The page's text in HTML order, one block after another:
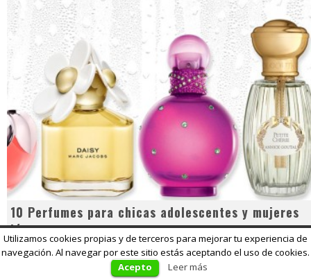
10 Perfumes para chicas adolescentes y mujeres
jóvenes
13/04/2017 17
Ranking de los Top 10 Mejores Perfumes para
Utilizamos cookies propias y de terceros para mejorar tu experiencia de
navegación. Al navegar por este sitio estás aceptando el uso de cookies.
Acepto
Leer más